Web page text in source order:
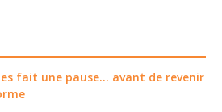
fait une pause... avant de revenir